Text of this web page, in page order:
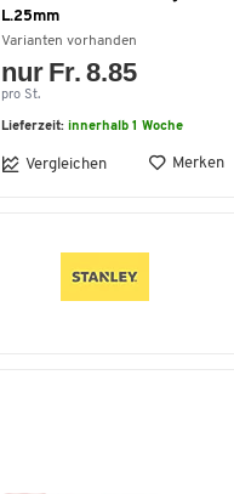
L.25mm
Varianten vorhanden
nur Fr. 8.85
pro St.
Lieferzeit: innerhalb 1 Woche
Vergleichen Merken